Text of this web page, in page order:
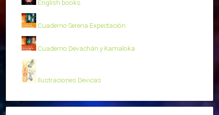
English books
Cuaderno Serena Expectación
Cuaderno Devachán y Kamaloka
Ilustraciones Devicas